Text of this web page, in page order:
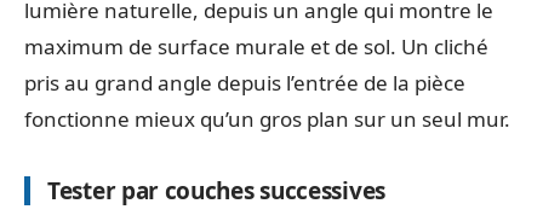
lumière naturelle, depuis un angle qui montre le
maximum de surface murale et de sol. Un cliché
pris au grand angle depuis l’entrée de la pièce
fonctionne mieux qu’un gros plan sur un seul mur.
Tester par couches successives